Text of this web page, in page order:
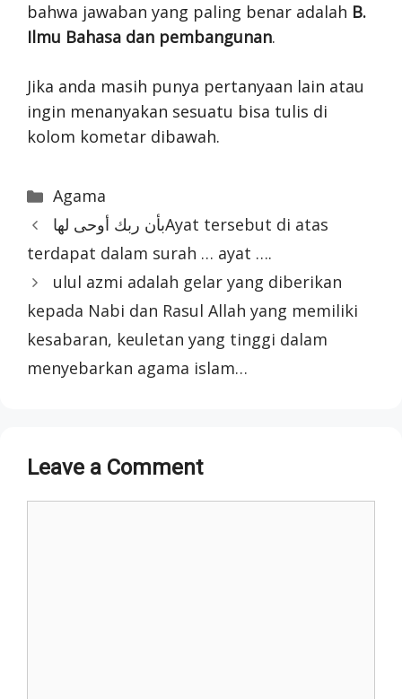
bahwa jawaban yang paling benar adalah B.
Ilmu Bahasa dan pembangunan.
Jika anda masih punya pertanyaan lain atau
ingin menanyakan sesuatu bisa tulis di
kolom kometar dibawah.
Categories
Agama
بأن ربك أوحى لهاAyat tersebut di atas
terdapat dalam surah … ayat ….
ulul azmi adalah gelar yang diberikan
kepada Nabi dan Rasul Allah yang memiliki
kesabaran, keuletan yang tinggi dalam
menyebarkan agama islam…
Leave a Comment